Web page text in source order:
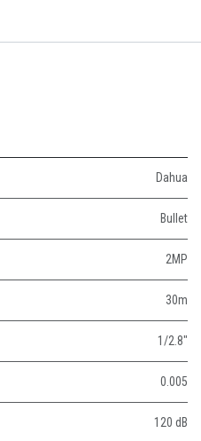
Dahua
Bullet
2MP
30m
1/2.8"
0.005
120 dB